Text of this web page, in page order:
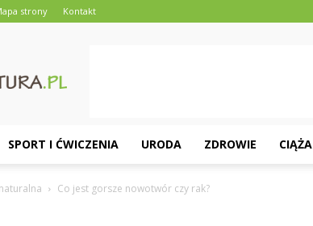
strony Kontakt
SPORT I ĆWICZENIA URODA ZDROWIE CIĄŻA
Co jest gorsze nowotwór czy rak?